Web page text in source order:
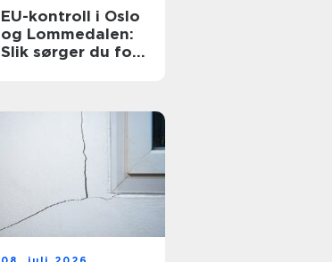
EU-kontroll i Oslo
og Lommedalen:
Slik sørger du for